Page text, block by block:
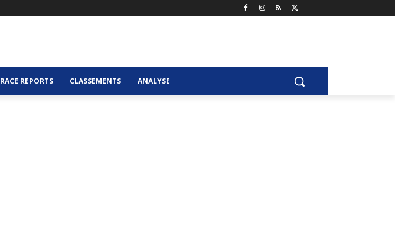
RACE REPORTS CLASSEMENTS ANALYSE